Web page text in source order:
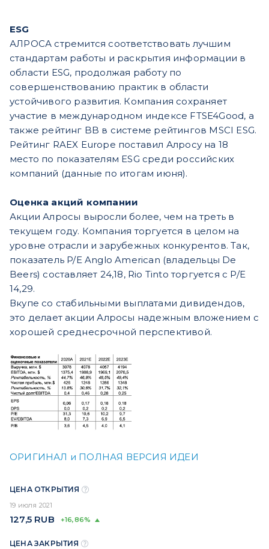
ESG
АЛРОСА стремится соответствовать лучшим
стандартам работы и раскрытия информации в
области ESG, продолжая работу по
совершенствованию практик в области
устойчивого развития. Компания сохраняет
участие в международном индексе FTSE4Good, а
также рейтинг BB в системе рейтингов MSCI ESG.
Рейтинг RAEX Europe поставил Алросу на 18
место по показателям ESG среди российских
компаний (данные по итогам июня).
Оценка акций компании
Акции Алросы выросли более, чем на треть в
текущем году. Компания торгуется в целом на
уровне отрасли и зарубежных конкурентов. Так,
показатель P/E Anglo American (владельцы De
Beers) составляет 24,18, Rio Tinto торгуется с P/E
14,29.
Вкупе со стабильными выплатами дивидендов,
это делает акции Алросы надежным вложением с
хорошей среднесрочной перспективой.
ОРИГИНАЛ и ПОЛНАЯ ВЕРСИЯ ИДЕИ
ЦЕНА ОТКРЫТИЯ
19 июля 2021
127,5 RUB +16,86%
ЦЕНА ЗАКРЫТИЯ